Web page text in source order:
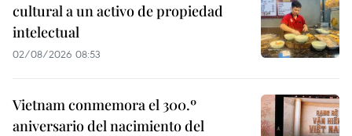
cultural a un activo de propiedad
intelectual
02/08/2026 08:53
Vietnam conmemora el 300.º
aniversario del nacimiento del